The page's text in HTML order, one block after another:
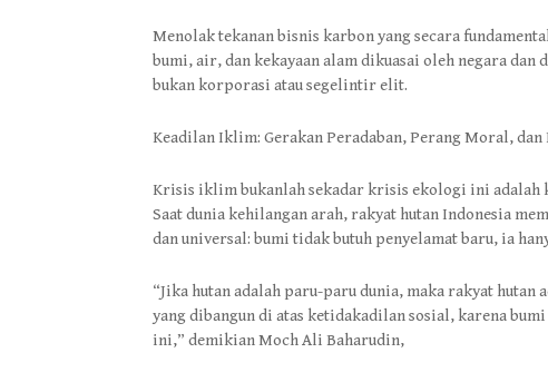
Menolak tekanan bisnis karbon yang secara
bumi, air, dan kekayaan alam dikuasai oleh negara dan
bukan korporasi atau segelintir elit.
Keadilan Iklim: Gerakan Peradaban, Perang Moral,
Krisis iklim bukanlah sekadar krisis ekologi ini
Saat dunia kehilangan arah, rakyat hutan Indonesia
dan universal: bumi tidak butuh penyelamat baru, ia
“Jika hutan adalah paru-paru dunia, maka rakyat
yang dibangun di atas ketidakadilan sosial, karena
ini,” demikian Moch Ali Baharudin,